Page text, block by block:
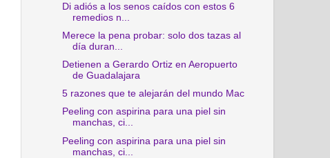
Di adiós a los senos caídos con estos 6
remedios n...
Merece la pena probar: solo dos tazas al
día duran...
Detienen a Gerardo Ortiz en Aeropuerto
de Guadalajara
5 razones que te alejarán del mundo Mac
Peeling con aspirina para una piel sin
manchas, ci...
Peeling con aspirina para una piel sin
manchas, ci...